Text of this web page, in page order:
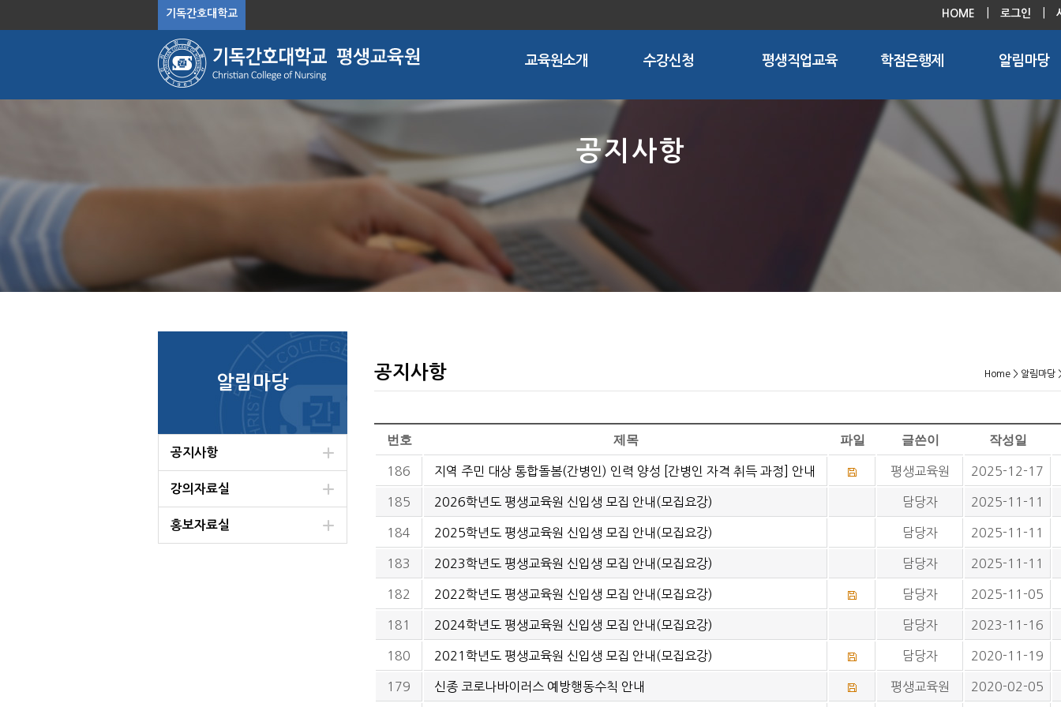
기독간호대학교 HOME 로그인
교육원소개 수강신청 평생직업교육 학점은행제 알림마당
공지사항
알림마당
공지사항
강의자료실
홍보자료실
공지사항 Home > 알림마당
번호 제목 파일 글쓴이 작성일
186 지역 주민 대상 통합돌봄(간병인) 인력 양성 [간병인 자격 취득 과정] 안내 평생교육원 2025-12-17
185 2026학년도 평생교육원 신입생 모집 안내(모집요강) 담당자 2025-11-11
184 2025학년도 평생교육원 신입생 모집 안내(모집요강) 담당자 2025-11-11
183 2023학년도 평생교육원 신입생 모집 안내(모집요강) 담당자 2025-11-11
182 2022학년도 평생교육원 신입생 모집 안내(모집요강) 담당자 2025-11-05
181 2024학년도 평생교육원 신입생 모집 안내(모집요강) 담당자 2023-11-16
180 2021학년도 평생교육원 신입생 모집 안내(모집요강) 담당자 2020-11-19
179 신종 코로나바이러스 예방행동수칙 안내 평생교육원 2020-02-05